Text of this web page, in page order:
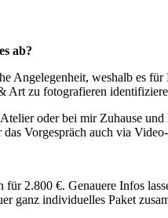
ab?
Angelegenheit, weshalb es
zu fotografieren
oder bei mir Zuhause
Vorgespräch auch via
für 2.800 €. Genauere Infos
ganz individuelles Paket